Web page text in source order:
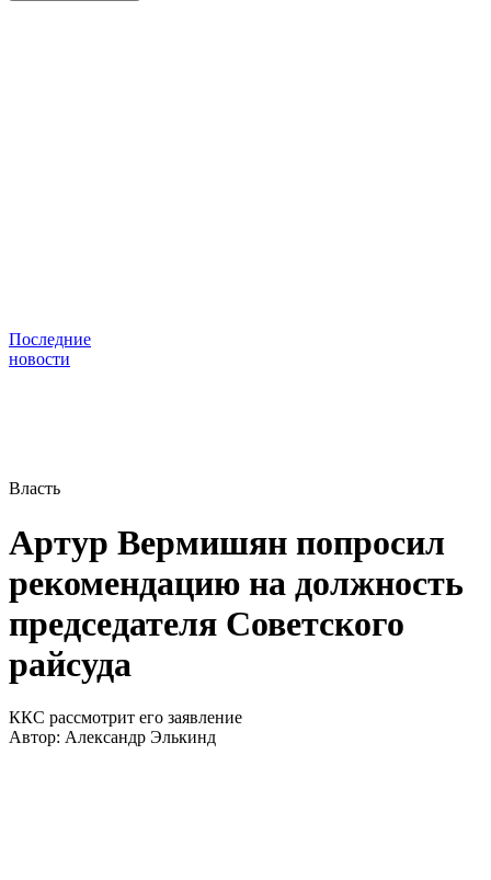
Последние
новости
Власть
Артур Вермишян попросил
рекомендацию на должность
председателя Советского
райсуда
ККС рассмотрит его заявление
Автор: Александр Элькинд